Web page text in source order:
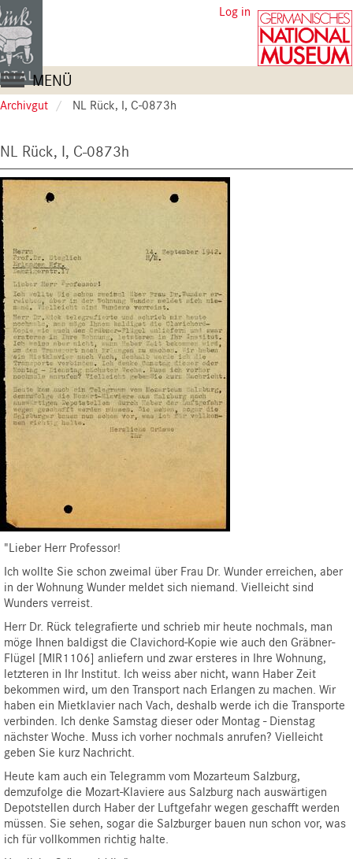
Skip
to
main
content
User
account
menu
Log in
Main
navigation
MENÜ
Archivgut NL Rück, I, C-0873h
NL Rück, I, C-0873h
"Lieber Herr Professor!
Ich wollte Sie schon zweimal über Frau Dr. Wunder erreichen, aber
in der Wohnung Wunder meldet sich niemand. Vielleicht sind
Wunders verreist.
Herr Dr. Rück telegrafierte und schrieb mir heute nochmals, man
möge Ihnen baldigst die Clavichord-Kopie wie auch den Gräbner-
Flügel [MIR1106] anliefern und zwar ersteres in Ihre Wohnung,
letzteren in Ihr Institut. Ich weiss aber nicht, wann Haber Zeit
bekommen wird, um den Transport nach Erlangen zu machen. Wir
haben ein Mietklavier nach Vach, deshalb werde ich die Transporte
verbinden. Ich denke Samstag dieser oder Montag - Dienstag
nächster Woche. Muss ich vorher nochmals anrufen? Vielleicht
geben Sie kurz Nachricht.
Heute kam auch ein Telegramm vom Mozarteum Salzburg,
demzufolge die Mozart-Klaviere aus Salzburg nach auswärtigen
Depotstellen durch Haber der Luftgefahr wegen geschafft werden
müssen. Sie sehen, sogar die Salzburger bauen nun schon vor, was
ich für vollkommen richtig halte.